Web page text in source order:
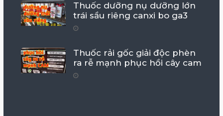
Thuốc dưỡng nụ dưỡng lớn
trái sầu riêng canxi bo ga3
Thuốc rải gốc giải độc phèn
ra rễ mạnh phục hồi cây cam